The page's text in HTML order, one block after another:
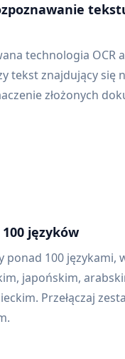
technologia OCR
tekst znajdujący się
złożonych
100 języków
ponad 100 językami,
japońskim,
Przełączaj